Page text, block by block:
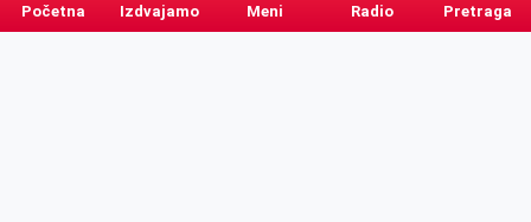
Početna Izdvajamo Meni Radio Pretraga